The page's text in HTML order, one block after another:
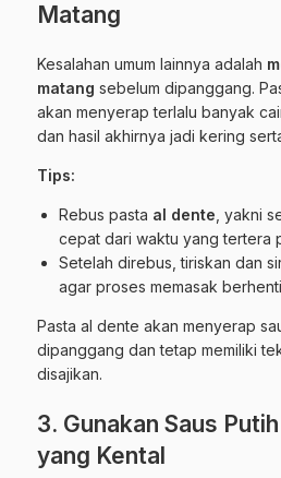
Matang
Kesalahan umum lainnya adalah
matang sebelum dipanggang.
akan menyerap terlalu banyak
dan hasil akhirnya jadi kering
Tips:
Rebus pasta al dente , yakni
cepat dari waktu yang tertera
Setelah direbus, tiriskan dan
agar proses memasak
Pasta al dente akan menyerap
dipanggang dan tetap memiliki
disajikan.
3. Gunakan Saus
yang Kental